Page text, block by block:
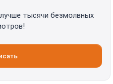
тысячи безмолвных